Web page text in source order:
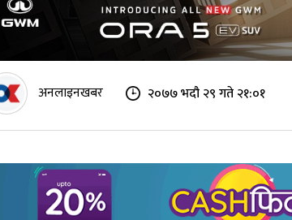
अनलाइनखबर २०७७ भदौ २९ गते २१:०१